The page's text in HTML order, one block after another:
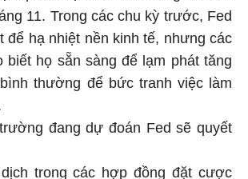
11. Trong các chu kỳ trước, Fed
để hạ nhiệt nền kinh tế, nhưng các
biết họ sẵn sàng để lạm phát tăng
thường để bức tranh việc làm
đang dự đoán Fed sẽ quyết
trong các hợp đồng đặt cược